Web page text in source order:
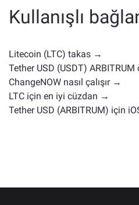
kullanım durumlarına veya
diğer kripto paralardır. Tüm
Kullanışlı
Litecoin (LTC) takas →
Tether USD (USDT)
ChangeNOW nasıl çalışır →
LTC için en iyi cüzdan →
Tether USD (ARBITRUM) için